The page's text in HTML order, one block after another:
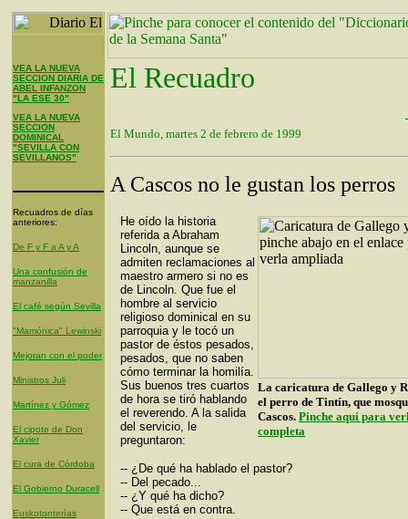
VEA LA NUEVA
SECCION DIARIA DE
ABEL INFANZON
"LA ESE 30"
VEA LA NUEVA
SECCION
DOMINICAL
"SEVILLA CON
SEVILLANOS"
Recuadros de días
anteriores:
De F y F a A y A
Una confusión de
manzanilla
El café según Sevilla
"Mamónica" Lewinski
Mejoran con el poder
Ministros Juli
Martínez y Gómez
El cipote de Don
Xavier
El cura de Córdoba
El Gobierno Duracell
Euskotonterías
El Recuadro
El Mundo, martes 2 de febrero de 1999
A Cascos no le gustan los perros
La caricatura de Gallego y
el perro de Tintín, que
Cascos. Pinche aquí para
completa
He oído la historia
referida a Abraham
Lincoln, aunque se
admiten reclamaciones al
maestro armero si no es
de Lincoln. Que fue el
hombre al servicio
religioso dominical en su
parroquia y le tocó un
pastor de éstos pesados,
pesados, que no saben
cómo terminar la homilía.
Sus buenos tres cuartos
de hora se tiró hablando
el reverendo. A la salida
del servicio, le
preguntaron:
-- ¿De qué ha hablado el pastor?
-- Del pecado...
-- ¿Y qué ha dicho?
-- Que está en contra.